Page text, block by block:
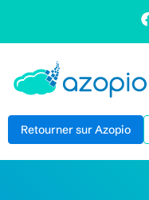
Retourner sur Azopio